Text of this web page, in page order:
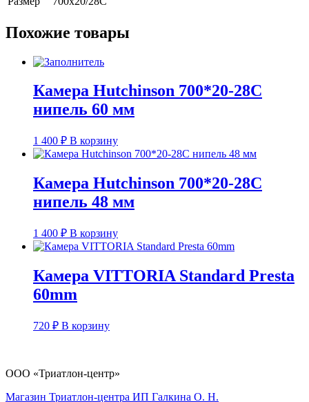
Похожие товары
Камера Hutchinson 700*20-28С
нипель 60 мм
1 400 ₽ В корзину
Камера Hutchinson 700*20-28С
нипель 48 мм
1 400 ₽ В корзину
Камера VITTORIA Standard Presta
60mm
720 ₽ В корзину
ООО «Триатлон-центр»
Магазин Триатлон-центра ИП Галкина О. Н.